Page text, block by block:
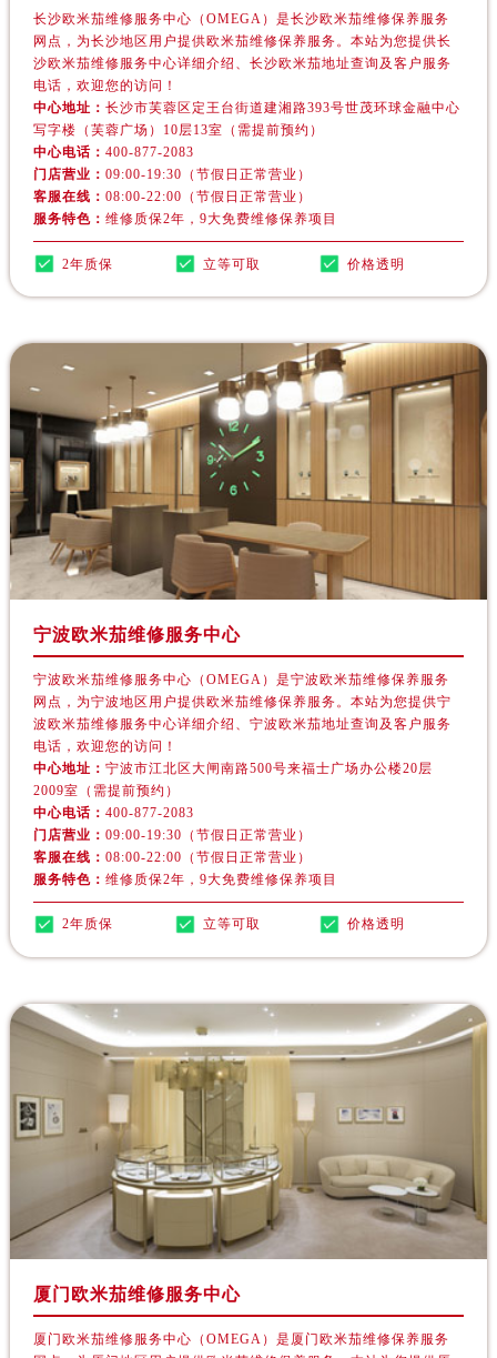
四川省攀枝花市东区三线大道北段欧米茄售后服务中心（需提前预约）
四川省遂宁市船山区香林南路欧米茄售后服务中心（需提前预约）
四川省雅安市雨城区熊猫大道欧米茄售后服务中心（需提前预约）
西藏自治区那曲市色尼区浙江西路欧米茄售后服务中心（需提前预约）
西藏自治区日喀则市桑珠孜区上海中路欧米茄售后服务中心（需提前预约）
云南省保山市隆阳区正阳路欧米茄售后服务中心（需提前预约）
云南省大理白族自治州大理市建设路欧米茄售后服务中心（需提前预约）
云南省红河哈尼族彝族自治州蒙自市天马路欧米茄售后服务中心（需提前预约）
云南省临沧市临翔区世纪路欧米茄售后服务中心（需提前预约）
云南省怒江傈僳族自治州泸水市人民路欧米茄售后服务中心（需提前预约）
云南省普洱市思茅区振兴大道欧米茄售后服务中心（需提前预约）
黑龙江省哈尔滨市道里区友谊西路600号富力中心T2座写字楼29层03室室欧米茄售后服务中心（需提前预约）
辽宁省大连市中山区人民路15号国际金融大厦7层G室欧米茄售后服务中心（需提前预约）
江苏省南通市崇川区工农路57号圆融广场写字楼16层1603室欧米茄售后服务中心（需提前预约）
江苏省苏州市苏州工业园区 星港街199号苏州中心办公楼C座22层08室欧米茄售后服务中心（需提前预约）
湖北省武汉市江汉区解放大道686号世界贸易大厦38层09室欧米茄售后服务中心（需提前预约）
福建省泉州市丰泽区宝洲路729号浦西万达中心写字楼A座7楼709室欧米茄售后服务中心（需提前预约）
山东省青岛市南区山东路6号华润大厦B座22层04室欧米茄售后服务中心（需提前预约）
长沙欧米茄维修服务中心（OMEGA）是长沙欧米茄维修保养服务
网点，为长沙地区用户提供欧米茄维修保养服务。本站为您提供长
沙欧米茄维修服务中心详细介绍、长沙欧米茄地址查询及客户服务
电话，欢迎您的访问！
中心地址：长沙市芙蓉区定王台街道建湘路393号世茂环球金融中心
写字楼（芙蓉广场）10层13室（需提前预约）
中心电话：400-877-2083
门店营业：09:00-19:30（节假日正常营业）
客服在线：08:00-22:00（节假日正常营业）
服务特色：维修质保2年，9大免费维修保养项目
2年质保 立等可取 价格透明
宁波欧米茄维修服务中心
宁波欧米茄维修服务中心（OMEGA）是宁波欧米茄维修保养服务
网点，为宁波地区用户提供欧米茄维修保养服务。本站为您提供宁
波欧米茄维修服务中心详细介绍、宁波欧米茄地址查询及客户服务
电话，欢迎您的访问！
中心地址：宁波市江北区大闸南路500号来福士广场办公楼20层
2009室（需提前预约）
中心电话：400-877-2083
门店营业：09:00-19:30（节假日正常营业）
客服在线：08:00-22:00（节假日正常营业）
服务特色：维修质保2年，9大免费维修保养项目
2年质保 立等可取 价格透明
厦门欧米茄维修服务中心
厦门欧米茄维修服务中心（OMEGA）是厦门欧米茄维修保养服务